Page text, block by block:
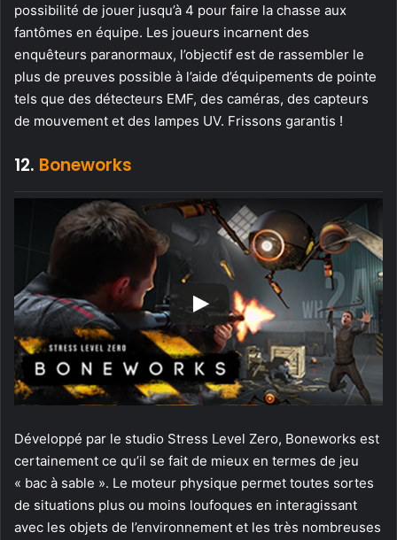
possibilité de jouer jusqu’à 4 pour faire la chasse aux
fantômes en équipe. Les joueurs incarnent des
enquêteurs paranormaux, l’objectif est de rassembler le
plus de preuves possible à l’aide d’équipements de pointe
tels que des détecteurs EMF, des caméras, des capteurs
de mouvement et des lampes UV. Frissons garantis !
12. Boneworks
Développé par le studio Stress Level Zero, Boneworks est
certainement ce qu’il se fait de mieux en termes de jeu
« bac à sable ». Le moteur physique permet toutes sortes
de situations plus ou moins loufoques en interagissant
avec les objets de l’environnement et les très nombreuses